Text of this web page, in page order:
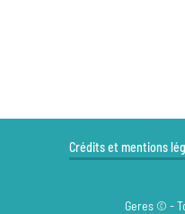
Crédits et mentions
Geres © -